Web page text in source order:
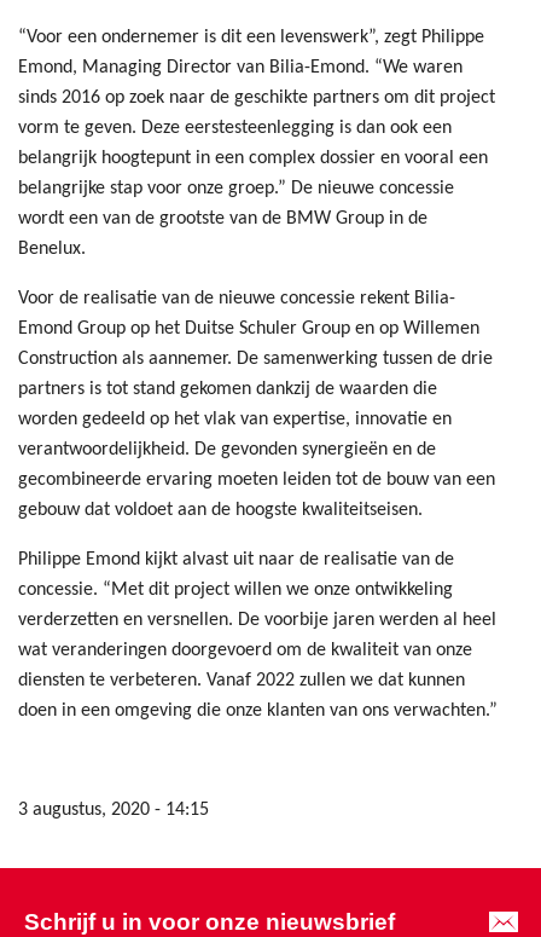
“Voor een ondernemer is dit een levenswerk”, zegt Philippe
Emond, Managing Director van Bilia-Emond. “We waren
sinds 2016 op zoek naar de geschikte partners om dit project
vorm te geven. Deze eerstesteenlegging is dan ook een
belangrijk hoogtepunt in een complex dossier en vooral een
belangrijke stap voor onze groep.” De nieuwe concessie
wordt een van de grootste van de BMW Group in de
Benelux.
Voor de realisatie van de nieuwe concessie rekent Bilia-
Emond Group op het Duitse Schuler Group en op Willemen
Construction als aannemer. De samenwerking tussen de drie
partners is tot stand gekomen dankzij de waarden die
worden gedeeld op het vlak van expertise, innovatie en
verantwoordelijkheid. De gevonden synergieën en de
gecombineerde ervaring moeten leiden tot de bouw van een
gebouw dat voldoet aan de hoogste kwaliteitseisen.
Philippe Emond kijkt alvast uit naar de realisatie van de
concessie. “Met dit project willen we onze ontwikkeling
verderzetten en versnellen. De voorbije jaren werden al heel
wat veranderingen doorgevoerd om de kwaliteit van onze
diensten te verbeteren. Vanaf 2022 zullen we dat kunnen
doen in een omgeving die onze klanten van ons verwachten.”
3 augustus, 2020 - 14:15
Schrijf u in voor onze nieuwsbrief